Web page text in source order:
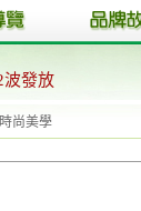
波發放
時尚美學